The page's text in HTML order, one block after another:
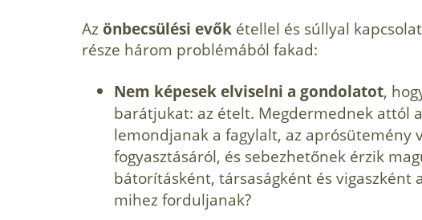
Az önbecsülési evők étellel és súllyal
része három problémából fakad:
Nem képesek elviselni a gondolatot,
barátjukat: az ételt. Megdermednek attól
lemondjanak a fagylalt, az aprósütemény
fogyasztásáról, és sebezhetőnek érzik
bátorításként, társaságként és vigaszként
mihez forduljanak?